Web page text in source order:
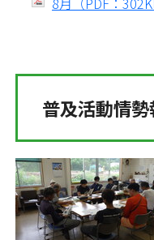
普及活動情